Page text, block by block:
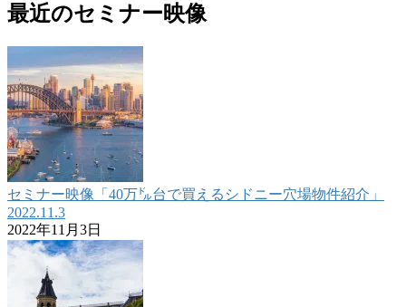
最近のセミナー映像
セミナー映像「40万㌦台で買えるシドニー穴場物件紹介」
2022.11.3
2022年11月3日